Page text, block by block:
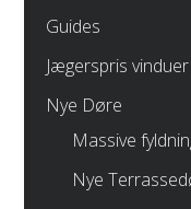
Guides
Jægerspris vinduer
Nye Døre
Massive
Nye